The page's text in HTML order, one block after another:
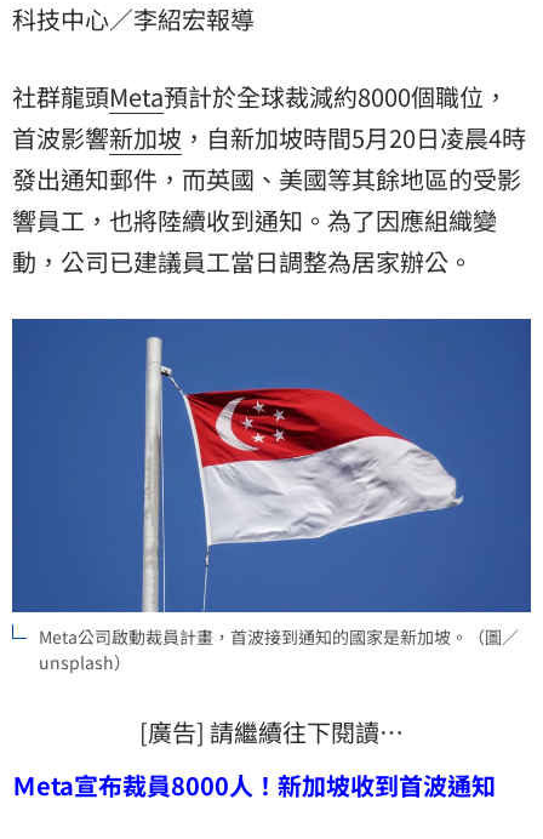
科技中心／李紹宏報導
社群龍頭Meta預計於全球裁減約8000個職位，
首波影響新加坡 ，自新加坡時間5月20日凌晨4時
發出通知郵件，而英國、美國等其餘地區的受影
響員工，也將陸續收到通知。為了因應組織變
動，公司已建議員工當日調整為居家辦公。
Meta公司啟動裁員計畫，首波接到通知的國家是新加坡。（圖／
unsplash）
[廣告] 請繼續往下閱讀…
Ｍeta宣布裁員8000人！新加坡收到首波通知